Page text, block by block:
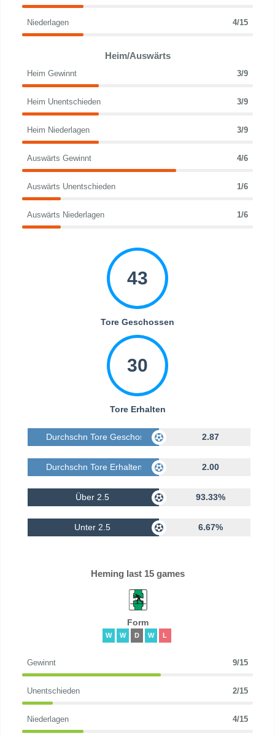
Niederlagen 4/15
Heim/Auswärts
Heim Gewinnt 3/9
Heim Unentschieden 3/9
Heim Niederlagen 3/9
Auswärts Gewinnt 4/6
Auswärts Unentschieden 1/6
Auswärts Niederlagen 1/6
43
Tore Geschossen
30
Tore Erhalten
Durchschn Tore Geschossen 2.87
Durchschn Tore Erhalten 2.00
Über 2.5 93.33%
Unter 2.5 6.67%
Heming last 15 games
Form
W W D W L
Gewinnt 9/15
Unentschieden 2/15
Niederlagen 4/15